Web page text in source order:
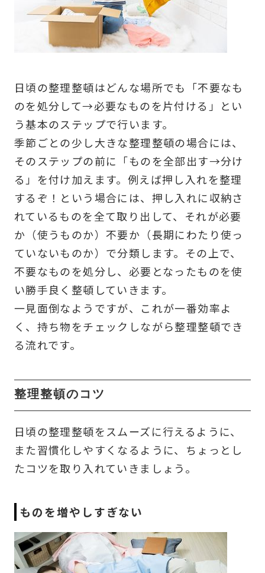
日頃の整理整頓はどんな場所でも「不要なも
のを処分して→必要なものを片付ける」とい
う基本のステップで行います。
季節ごとの少し大きな整理整頓の場合には、
そのステップの前に「ものを全部出す→分け
る」を付け加えます。例えば押し入れを整理
するぞ！という場合には、押し入れに収納さ
れているものを全て取り出して、それが必要
か（使うものか）不要か（長期にわたり使っ
ていないものか）で分類します。その上で、
不要なものを処分し、必要となったものを使
い勝手良く整頓していきます。
一見面倒なようですが、これが一番効率よ
く、持ち物をチェックしながら整理整頓でき
る流れです。
整理整頓のコツ
日頃の整理整頓をスムーズに行えるように、
また習慣化しやすくなるように、ちょっとし
たコツを取り入れていきましょう。
ものを増やしすぎない